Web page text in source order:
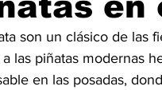
son un clásico de las
las piñatas modernas
en las posadas,